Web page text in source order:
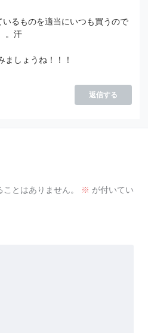
るものを適当にいつも買うので
。汗
ましょうね！！！
返信する
とはありません。 ※ が付いてい